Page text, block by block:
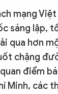
DÂN
mạng
sáng lập,
qua hơn
chặng
điểm
Minh, các